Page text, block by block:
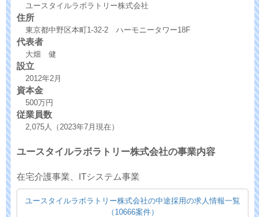
ユースタイルラボラトリー株式会社
住所
東京都中野区本町1-32-2 ハーモニータワー18F
代表者
大畑 健
設立
2012年2月
資本金
500万円
従業員数
2,075人（2023年7月現在）
ユースタイルラボラトリー株式会社の事業内容
在宅介護事業、ITシステム事業
ユースタイルラボラトリー株式会社の中途採用の求人情報一覧
（10666案件）